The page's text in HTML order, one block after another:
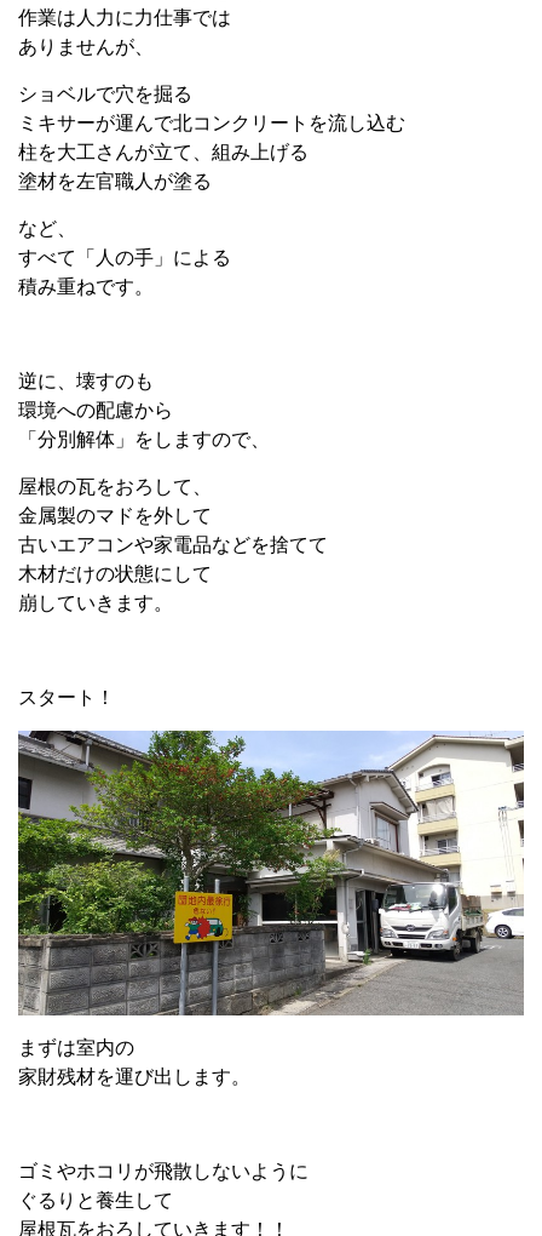
作業は人力に力仕事では
ありませんが、
ショベルで穴を掘る
ミキサーが運んで北コンクリートを流し込む
柱を大工さんが立て、組み上げる
塗材を左官職人が塗る
など、
すべて「人の手」による
積み重ねです。
逆に、壊すのも
環境への配慮から
「分別解体」をしますので、
屋根の瓦をおろして、
金属製のマドを外して
古いエアコンや家電品などを捨てて
木材だけの状態にして
崩していきます。
スタート！
まずは室内の
家財残材を運び出します。
ゴミやホコリが飛散しないように
ぐるりと養生して
屋根瓦をおろしていきます！！